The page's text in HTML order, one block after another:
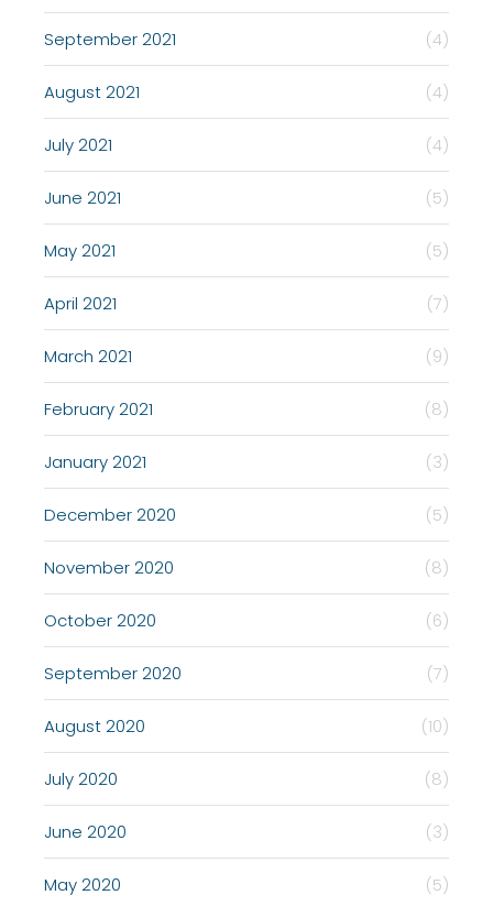
September 2021 (4)
August 2021 (4)
July 2021 (4)
June 2021 (5)
May 2021 (5)
April 2021 (7)
March 2021 (9)
February 2021 (8)
January 2021 (3)
December 2020 (5)
November 2020 (8)
October 2020 (6)
September 2020 (7)
August 2020 (10)
July 2020 (8)
June 2020 (3)
May 2020 (5)